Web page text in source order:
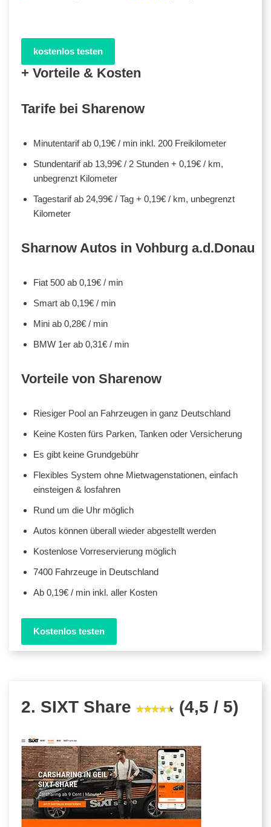
kostenlos testen
+ Vorteile & Kosten
Tarife bei Sharenow
Minutentarif ab 0,19€ / min inkl. 200 Freikilometer
Stundentarif ab 13,99€ / 2 Stunden + 0,19€ / km,
unbegrenzt Kilometer
Tagestarif ab 24,99€ / Tag + 0,19€ / km, unbegrenzt
Kilometer
Sharnow Autos in Vohburg a.d.Donau
Fiat 500 ab 0,19€ / min
Smart ab 0,19€ / min
Mini ab 0,28€ / min
BMW 1er ab 0,31€ / min
Vorteile von Sharenow
Riesiger Pool an Fahrzeugen in ganz Deutschland
Keine Kosten fürs Parken, Tanken oder Versicherung
Es gibt keine Grundgebühr
Flexibles System ohne Mietwagenstationen, einfach
einsteigen & losfahren
Rund um die Uhr möglich
Autos können überall wieder abgestellt werden
Kostenlose Vorreservierung möglich
7400 Fahrzeuge in Deutschland
Ab 0,19€ / min inkl. aller Kosten
Kostenlos testen
2. SIXT Share (4,5 / 5)